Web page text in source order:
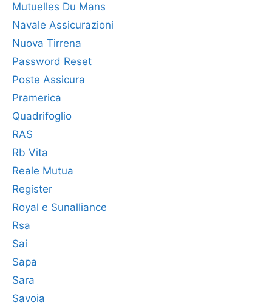
Mutuelles Du Mans
Navale Assicurazioni
Nuova Tirrena
Password Reset
Poste Assicura
Pramerica
Quadrifoglio
RAS
Rb Vita
Reale Mutua
Register
Royal e Sunalliance
Rsa
Sai
Sapa
Sara
Savoia